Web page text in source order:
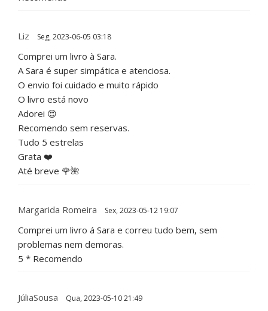
Liz Seg, 2023-06-05 03:18
Comprei um livro à Sara.
A Sara é super simpática e atenciosa.
O envio foi cuidado e muito rápido
O livro está novo
Adorei 😍
Recomendo sem reservas.
Tudo 5 estrelas
Grata ❤️
Até breve 🌹🌺
Margarida Romeira Sex, 2023-05-12 19:07
Comprei um livro á Sara e correu tudo bem, sem
problemas nem demoras.
5 * Recomendo
JúliaSousa Qua, 2023-05-10 21:49